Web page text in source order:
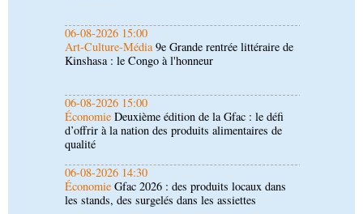
06-08-2026 15:00
ÉconomieDeuxième édition de la Gfac : le défi
d’offrir à la nation des produits alimentaires de
06-08-2026 14:30
Économie Gfac 2026 : des produits locaux dans
les stands, des surgelés dans les assiettes
06-08-2026 14:15
SociétéÉpidémie d'Ebola : le gouvernement
renforce la riposte avec l'appui de l'OMS et